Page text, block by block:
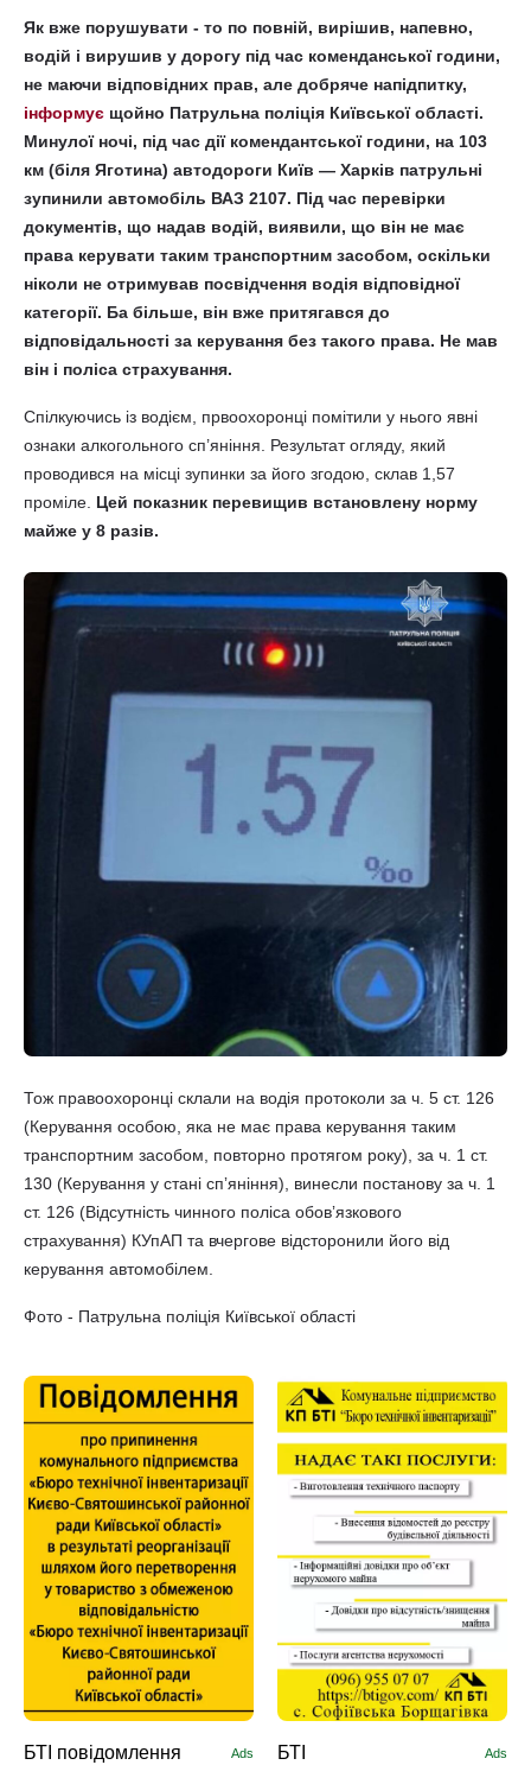
Як вже порушувати - то по повній, вирішив, напевно,
водій і вирушив у дорогу під час коменданської години,
не маючи відповідних прав, але добряче напідпитку,
інформує щойно Патрульна поліція Київської області.
Минулої ночі, під час дії комендантської години, на 103
км (біля Яготина) автодороги Київ — Харків патрульні
зупинили автомобіль ВАЗ 2107. Під час перевірки
документів, що надав водій, виявили, що він не має
права керувати таким транспортним засобом, оскільки
ніколи не отримував посвідчення водія відповідної
категорії. Ба більше, він вже притягався до
відповідальності за керування без такого права. Не мав
він і поліса страхування.
Спілкуючись із водієм, првоохоронці помітили у нього явні
ознаки алкогольного сп’яніння. Результат огляду, який
проводився на місці зупинки за його згодою, склав 1,57
проміле. Цей показник перевищив встановлену норму
майже у 8 разів.
Тож правоохоронці склали на водія протоколи за ч. 5 ст. 126
(Керування особою, яка не має права керування таким
транспортним засобом, повторно протягом року), за ч. 1 ст.
130 (Керування у стані спʼяніння), винесли постанову за ч. 1
ст. 126 (Відсутність чинного поліса обовʼязкового
страхування) КУпАП та вчергове відсторонили його від
керування автомобілем.
Фото - Патрульна поліція Київської області
БТІ повідомлення Ads БТІ Ads